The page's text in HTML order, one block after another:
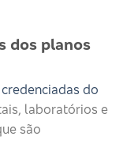
dos planos
do
laboratórios e
são